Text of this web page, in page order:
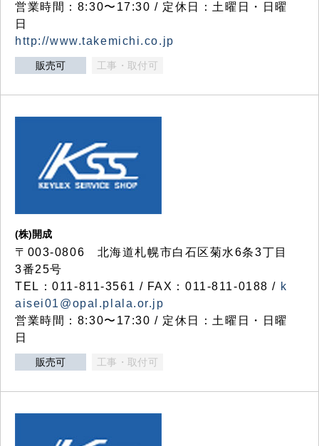
営業時間：8:30〜17:30 / 定休日：土曜日・日曜
日
http://www.takemichi.co.jp
販売可 工事・取付可
(株)開成
〒003-0806 北海道札幌市白石区菊水6条3丁目
3番25号
TEL：011-811-3561 / FAX：011-811-0188 / k
aisei01@opal.plala.or.jp
営業時間：8:30〜17:30 / 定休日：土曜日・日曜
日
販売可 工事・取付可